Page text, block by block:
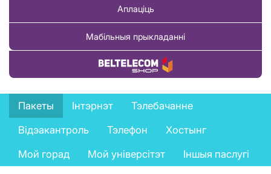
Аплаціць
Мабільныя прыкладанні
Купіць тавар
Business
services
menu
Пакеты Інтэрнэт
Тэлебачанне
Відэакантроль
Тэлефон
Хостынг
Мой горад
Мой універсітэт Іншыя паслугі